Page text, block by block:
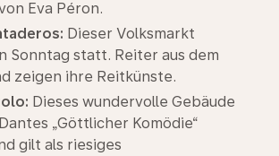
Eva Péron.
Dieser Volksmarkt
Sonntag statt. Reiter aus dem
zeigen ihre Reitkünste.
Dieses wundervolle Gebäude
„Göttlicher Komödie“
gilt als riesiges